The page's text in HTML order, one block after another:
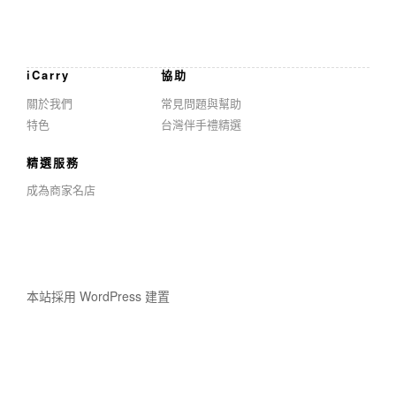
iCarry
關於我們
特色
協助
常見問題與幫助
台灣伴手禮精選
精選服務
成為商家名店
本站採用 WordPress 建置